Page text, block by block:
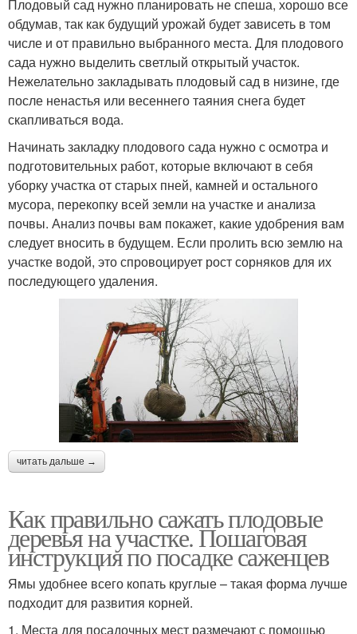
Плодовый сад нужно планировать не спеша, хорошо все
обдумав, так как будущий урожай будет зависеть в том
числе и от правильно выбранного места. Для плодового
сада нужно выделить светлый открытый участок.
Нежелательно закладывать плодовый сад в низине, где
после ненастья или весеннего таяния снега будет
скапливаться вода.
Начинать закладку плодового сада нужно с осмотра и
подготовительных работ, которые включают в себя
уборку участка от старых пней, камней и остального
мусора, перекопку всей земли на участке и анализа
почвы. Анализ почвы вам покажет, какие удобрения вам
следует вносить в будущем. Если пролить всю землю на
участке водой, это спровоцирует рост сорняков для их
последующего удаления.
читать дальше →
Как правильно сажать плодовые
деревья на участке. Пошаговая
инструкция по посадке саженцев
Ямы удобнее всего копать круглые – такая форма лучше
подходит для развития корней.
1. Места для посадочных мест размечают с помощью